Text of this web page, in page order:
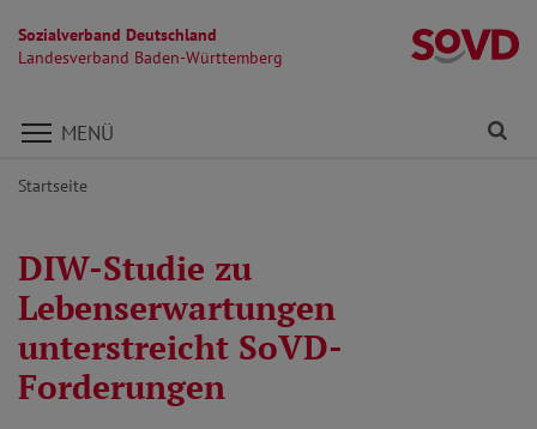
Sozialverband Deutschland
Landesverband Baden-Württemberg
Direkt zu den Inhalten springen
MENÜ
Startseite
DIW-Studie zu
Lebenserwartungen
unterstreicht SoVD-
Forderungen